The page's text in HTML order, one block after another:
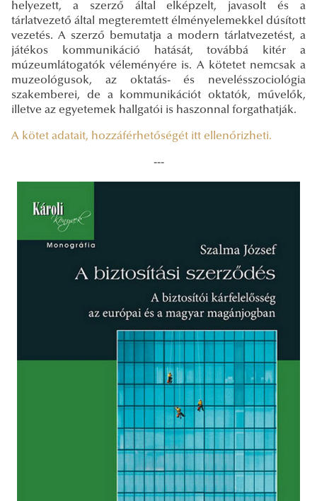
helyezett, a szerző által elképzelt, javasolt és a
tárlatvezető által megteremtett élményelemekkel dúsított
vezetés. A szerző bemutatja a modern tárlatvezetést, a
játékos kommunikáció hatását, továbbá kitér a
múzeumlátogatók véleményére is. A kötetet nemcsak a
muzeológusok, az oktatás- és nevelésszociológia
szakemberei, de a kommunikációt oktatók, művelők,
illetve az egyetemek hallgatói is haszonnal forgathatják.
A kötet adatait, hozzáférhetőségét itt ellenőrizheti.
---